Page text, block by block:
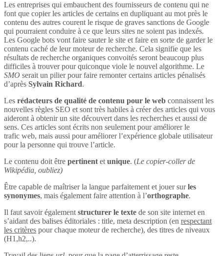
Les entreprises qui embauchent des fournisseurs de contenu qui ne
font que copier les articles de certains en dupliquant au mot près le
contenu des autres courent le risque de graves sanctions de Google
qui pourraient conduire à ce que leurs sites ne soient pas indexés.
Les Google bots vont faire sauter le site et faire en sorte de garder le
contenu caché de leur moteur de recherche. Cela signifie que les
résultats de recherche organiques convoités seront beaucoup plus
difficiles à trouver pour quiconque viole le nouvel algorithme. Le
SMO serait un pilier pour faire remonter certains articles pénalisés
d’après Sylvain Richard.
Les rédacteurs de qualité de contenu pour le web connaissent les
nouvelles règles SEO et sont très habiles à créer des articles qui vous
aideront à obtenir un site découvert dans les recherches et aussi de
sens. Ces articles sont écrits non seulement pour améliorer le
trafic web, mais aussi pour améliorer l’expérience globale utilisateur
pour la personne qui trouve l’article.
Le contenu doit être pertinent et unique. (Le copier-coller de
Wikipédia, oubliez)
Être capable de maîtriser la langue parfaitement et jouer surles
synonymes, mais également faire attention à l’orthographe.
Il faut savoir également structurer le texte de son site internet en
s’aidant des balises éditoriales : title, meta description (en respectant
les critères pour chaque moteur de recherche), des titres de niveaux
(H1,h2,..).